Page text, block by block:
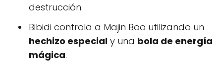
destrucción.
Bibidi controla a Majin Boo utilizando un
hechizo especial y una bola de energía
mágica.